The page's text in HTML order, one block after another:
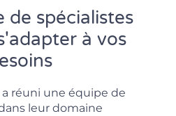
de spécialistes
à vos
réuni une équipe de
leur domaine